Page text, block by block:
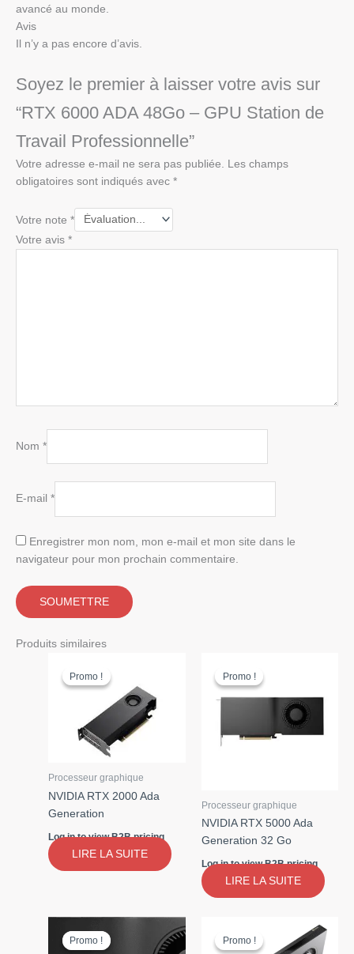
avancé au monde.
Avis
Il n’y a pas encore d’avis.
Soyez le premier à laisser votre avis sur
“RTX 6000 ADA 48Go – GPU Station de
Travail Professionnelle”
Votre adresse e-mail ne sera pas publiée.
Les champs
obligatoires sont indiqués avec *
Votre note *
Votre avis *
Nom *
E-mail *
Enregistrer mon nom, mon e-mail et mon site dans le
navigateur pour mon prochain commentaire.
Produits similaires
Promo !
Promo !
Processeur graphique
NVIDIA RTX 2000 Ada
Generation
Log in to view B2B pricing
LIRE LA SUITE
Promo !
Promo !
Processeur graphique
NVIDIA RTX 5000 Ada
Generation 32 Go
Log in to view B2B pricing
LIRE LA SUITE
Promo !
Promo ! Promo !
Promo !